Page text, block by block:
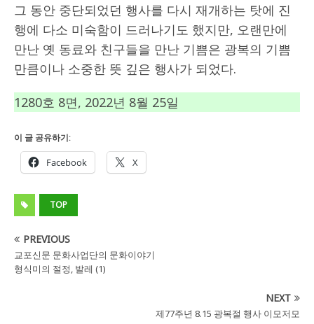
그 동안 중단되었던 행사를 다시 재개하는 탓에 진
행에 다소 미숙함이 드러나기도 했지만, 오랜만에
만난 옛 동료와 친구들을 만난 기쁨은 광복의 기쁨
만큼이나 소중한 뜻 깊은 행사가 되었다.
1280호 8면, 2022년 8월 25일
이 글 공유하기:
Facebook X
TOP
PREVIOUS
교포신문 문화사업단의 문화이야기
형식미의 절정, 발레 (1)
NEXT
제77주년 8.15 광복절 행사 이모저모